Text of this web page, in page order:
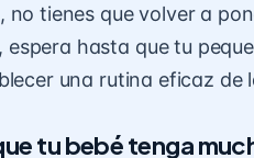
no tienes que volver a
hasta que tu
una rutina eficaz de
tu bebé tenga